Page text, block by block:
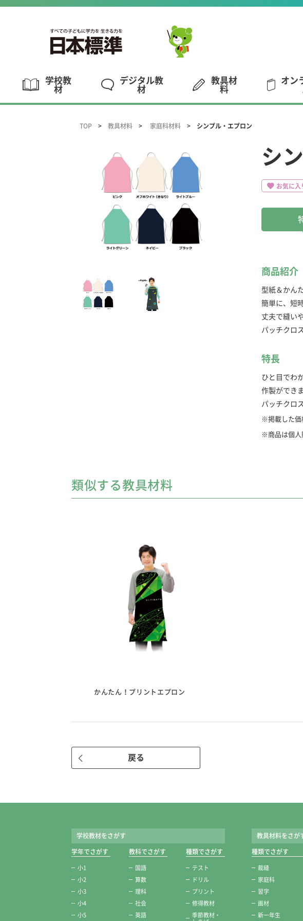
学校教
材
デジタル教
材
教具材
料
オン
TOP 教具材料 家庭科材料 シンプル・エプロン
シ
お気に入
商品紹介
型紙＆かん
簡単に、短
丈夫で縫い
パッチクロ
特長
ひと目でわ
作製ができ
パッチクロ
※掲載した価
※商品は個人
類似する教具材料
かんたん！プリントエプロン
戻る
学校教材をさがす
学年でさがす
小1
小2
小3
小4
小5
教科でさがす
国語
算数
理科
社会
英語
種類でさがす
テスト
ドリル
プリント
修得教材
季節教材・
教具材料をさが
種類でさがす
裁縫
家庭科
習字
画材
新一年生